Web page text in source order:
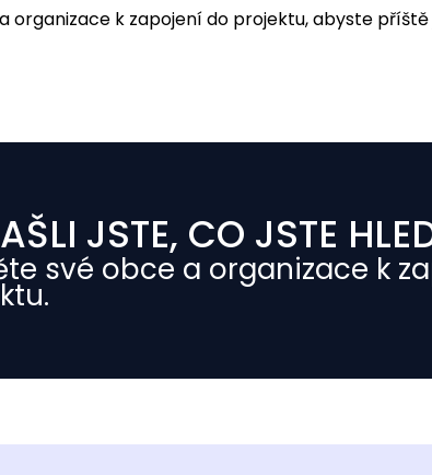
organizace k zapojení do projektu, abyste
JSTE, CO JSTE
své obce a organizace k